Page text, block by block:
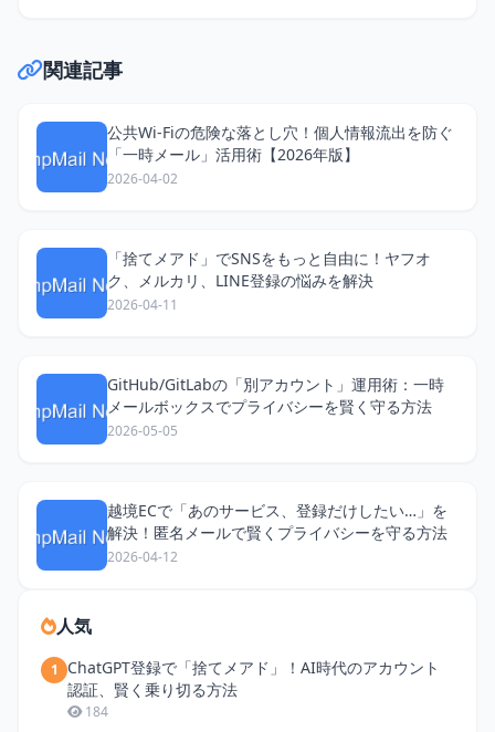
関連記事
公共Wi-Fiの危険な落とし穴！個人情報流出を防ぐ
「一時メール」活用術【2026年版】
2026-04-02
「捨てメアド」でSNSをもっと自由に！ヤフオ
ク、メルカリ、LINE登録の悩みを解決
2026-04-11
GitHub/GitLabの「別アカウント」運用術：一時
メールボックスでプライバシーを賢く守る方法
2026-05-05
越境ECで「あのサービス、登録だけしたい…」を
解決！匿名メールで賢くプライバシーを守る方法
2026-04-12
人気
1
ChatGPT登録で「捨てメアド」！AI時代のアカウント
認証、賢く乗り切る方法
184